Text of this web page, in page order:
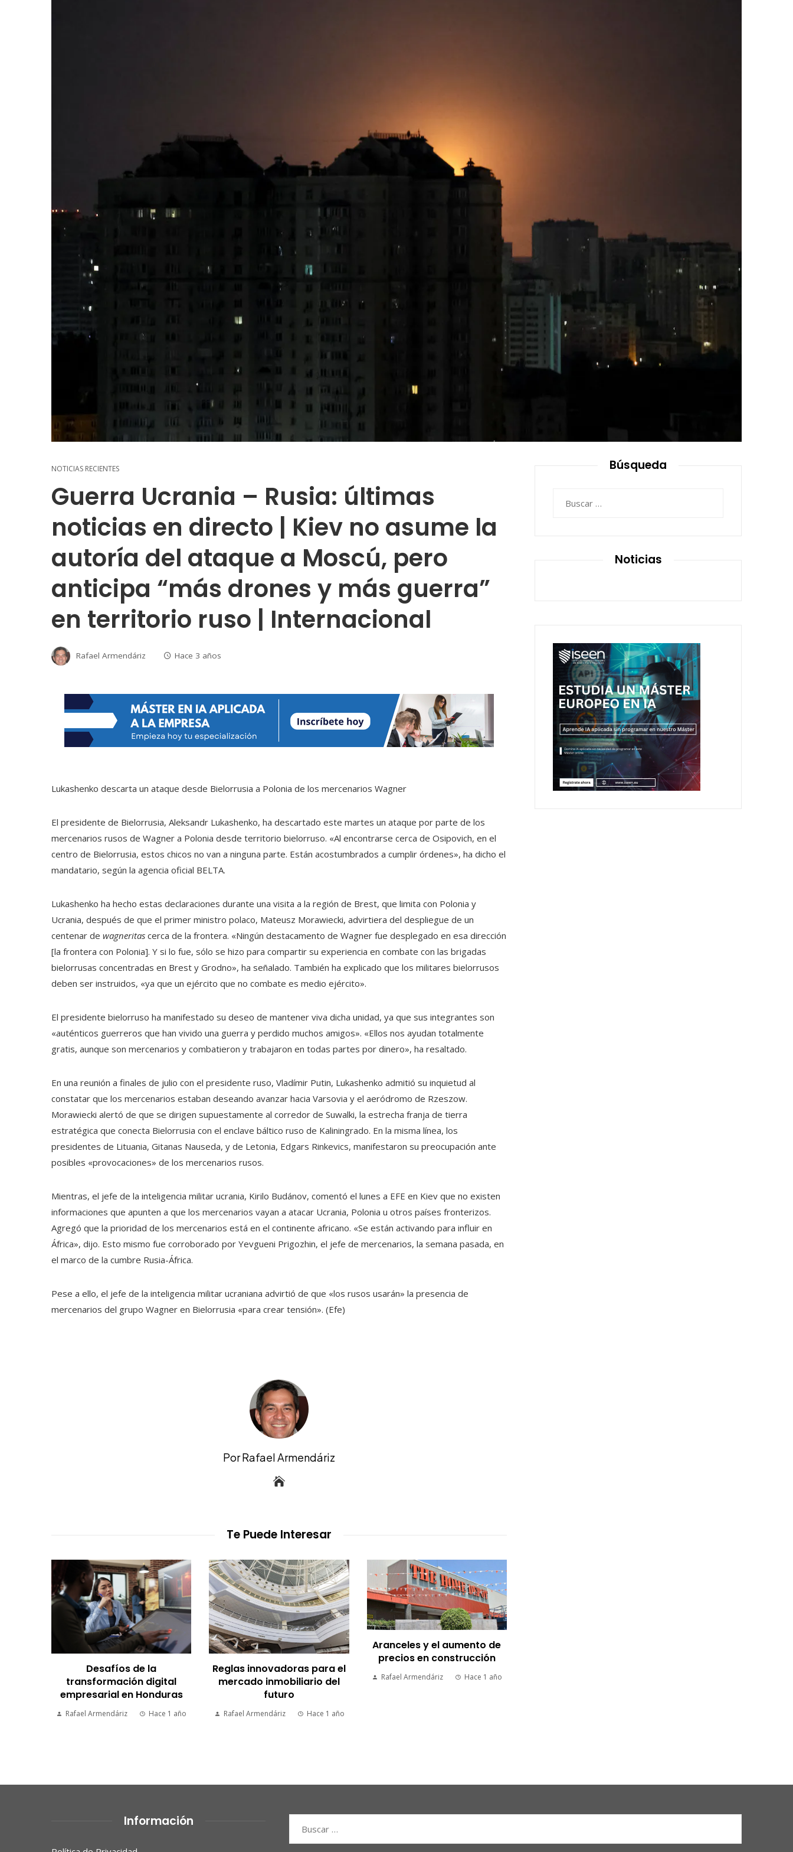
NOTICIAS RECIENTES
Guerra Ucrania – Rusia: últimas
noticias en directo | Kiev no asume la
autoría del ataque a Moscú, pero
anticipa “más drones y más guerra”
en territorio ruso | Internacional
Rafael Armendáriz Hace 3 años
Lukashenko descarta un ataque desde Bielorrusia a Polonia de los mercenarios Wagner
El presidente de Bielorrusia, Aleksandr Lukashenko, ha descartado este martes un ataque por parte de los
mercenarios rusos de Wagner a Polonia desde territorio bielorruso. «Al encontrarse cerca de Osipovich, en el
centro de Bielorrusia, estos chicos no van a ninguna parte. Están acostumbrados a cumplir órdenes», ha dicho el
mandatario, según la agencia oficial BELTA.
Lukashenko ha hecho estas declaraciones durante una visita a la región de Brest, que limita con Polonia y
Ucrania, después de que el primer ministro polaco, Mateusz Morawiecki, advirtiera del despliegue de un
centenar de wagneritas cerca de la frontera. «Ningún destacamento de Wagner fue desplegado en esa dirección
[la frontera con Polonia]. Y si lo fue, sólo se hizo para compartir su experiencia en combate con las brigadas
bielorrusas concentradas en Brest y Grodno», ha señalado. También ha explicado que los militares bielorrusos
deben ser instruidos, «ya que un ejército que no combate es medio ejército».
El presidente bielorruso ha manifestado su deseo de mantener viva dicha unidad, ya que sus integrantes son
«auténticos guerreros que han vivido una guerra y perdido muchos amigos». «Ellos nos ayudan totalmente
gratis, aunque son mercenarios y combatieron y trabajaron en todas partes por dinero», ha resaltado.
En una reunión a finales de julio con el presidente ruso, Vladímir Putin, Lukashenko admitió su inquietud al
constatar que los mercenarios estaban deseando avanzar hacia Varsovia y el aeródromo de Rzeszow.
Morawiecki alertó de que se dirigen supuestamente al corredor de Suwalki, la estrecha franja de tierra
estratégica que conecta Bielorrusia con el enclave báltico ruso de Kaliningrado. En la misma línea, los
presidentes de Lituania, Gitanas Nauseda, y de Letonia, Edgars Rinkevics, manifestaron su preocupación ante
posibles «provocaciones» de los mercenarios rusos.
Mientras, el jefe de la inteligencia militar ucrania, Kirilo Budánov, comentó el lunes a EFE en Kiev que no existen
informaciones que apunten a que los mercenarios vayan a atacar Ucrania, Polonia u otros países fronterizos.
Agregó que la prioridad de los mercenarios está en el continente africano. «Se están activando para influir en
África», dijo. Esto mismo fue corroborado por Yevgueni Prigozhin, el jefe de mercenarios, la semana pasada, en
el marco de la cumbre Rusia-África.
Pese a ello, el jefe de la inteligencia militar ucraniana advirtió de que «los rusos usarán» la presencia de
mercenarios del grupo Wagner en Bielorrusia «para crear tensión». (Efe)
Por Rafael Armendáriz
Te Puede Interesar
Desafíos de la
transformación digital
empresarial en Honduras
Rafael Armendáriz Hace 1 año
Reglas innovadoras para el
mercado inmobiliario del
futuro
Rafael Armendáriz Hace 1 año
Aranceles y el aumento de
precios en construcción
Rafael Armendáriz Hace 1 año
Búsqueda
Noticias
Información